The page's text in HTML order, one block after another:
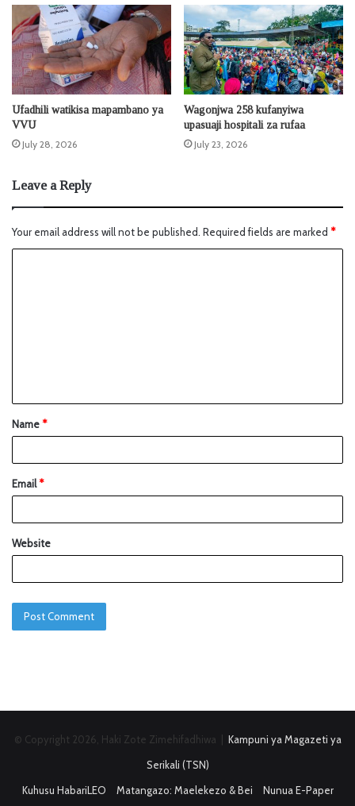
Ufadhili watikisa mapambano ya
VVU
July 28, 2026
Wagonjwa 258 kufanyiwa
upasuaji hospitali za rufaa
July 23, 2026
Leave a Reply
Your email address will not be published. Required fields are marked *
Name*
Email*
Website
© Copyright 2026, Haki Zote Zimehifadhiwa | Kampuni ya Magazeti ya
Serikali (TSN)
Kuhusu HabariLEO
Matangazo: Maelekezo & Bei Nunua E-Paper